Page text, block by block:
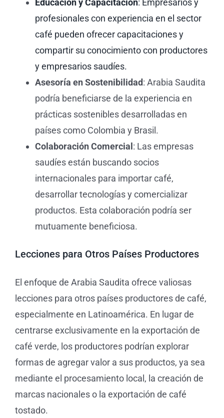
Educación y Capacítación: Empresarios y
profesionales con experiencia en el sector
café pueden ofrecer capacitaciones y
compartir su conocimiento con productores
y empresarios saudíes.
Asesoría en Sostenibilidad: Arabia Saudita
podría beneficiarse de la experiencia en
prácticas sostenibles desarrolladas en
países como Colombia y Brasil.
Colaboración Comercial: Las empresas
saudíes están buscando socios
internacionales para importar café,
desarrollar tecnologías y comercializar
productos. Esta colaboración podría ser
mutuamente beneficiosa.
Lecciones para Otros Países Productores
El enfoque de Arabia Saudita ofrece valiosas
lecciones para otros países productores de café,
especialmente en Latinoamérica. En lugar de
centrarse exclusivamente en la exportación de
café verde, los productores podrían explorar
formas de agregar valor a sus productos, ya sea
mediante el procesamiento local, la creación de
marcas nacionales o la exportación de café
tostado.